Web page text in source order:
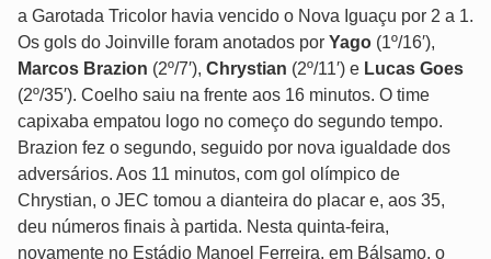
a Garotada Tricolor havia vencido o Nova Iguaçu por 2 a 1.
Os gols do Joinville foram anotados por Yago (1º/16′),
Marcos Brazion (2º/7′), Chrystian (2º/11′) e Lucas Goes
(2º/35′). Coelho saiu na frente aos 16 minutos. O time
capixaba empatou logo no começo do segundo tempo.
Brazion fez o segundo, seguido por nova igualdade dos
adversários. Aos 11 minutos, com gol olímpico de
Chrystian, o JEC tomou a dianteira do placar e, aos 35,
deu números finais à partida. Nesta quinta-feira,
novamente no Estádio Manoel Ferreira, em Bálsamo, o